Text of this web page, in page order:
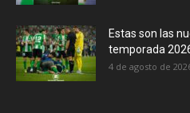
Estas son las
temporada
4 de agosto de